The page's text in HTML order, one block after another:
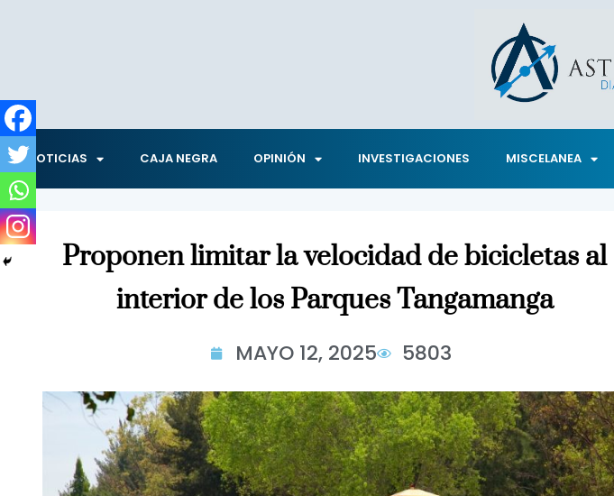
NOTICIAS CAJA NEGRA OPINIÓN INVESTIGACIONES MISCELANEA
Proponen limitar la velocidad de bicicletas al
interior de los Parques Tangamanga
MAYO 12, 2025 5803